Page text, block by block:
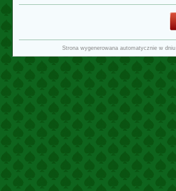
Strona wygenerowana automatycznie w dniu